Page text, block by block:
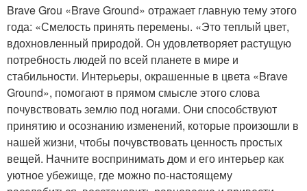
Brave Grou «Brave Ground» отражает главную тему этого
года: «Смелость принять перемены. «Это теплый цвет,
вдохновленный природой. Он удовлетворяет растущую
потребность людей по всей планете в мире и
стабильности. Интерьеры, окрашенные в цвета «Brave
Ground», помогают в прямом смысле этого слова
почувствовать землю под ногами. Они способствуют
принятию и осознанию изменений, которые произошли в
нашей жизни, чтобы почувствовать ценность простых
вещей. Начните воспринимать дом и его интерьер как
уютное убежище, где можно по-настоящему